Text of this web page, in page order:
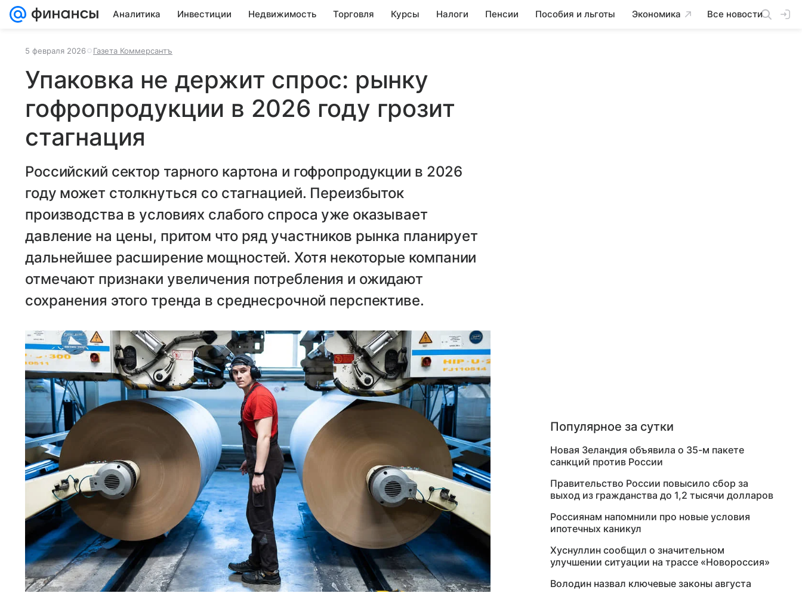
Аналитика Инвестиции Недвижимость Торговля Курсы Налоги Пенсии Пособия и льготы Экономика Все новости
5 февраля 2026 Газета Коммерсантъ
Упаковка не держит спрос: рынку
гофропродукции в 2026 году грозит
стагнация
Российский сектор тарного картона и гофропродукции в 2026
году может столкнуться со стагнацией. Переизбыток
производства в условиях слабого спроса уже оказывает
давление на цены, притом что ряд участников рынка планирует
дальнейшее расширение мощностей. Хотя некоторые компании
отмечают признаки увеличения потребления и ожидают
сохранения этого тренда в среднесрочной перспективе.
Популярное за сутки
Новая Зеландия объявила о 35-м пакете
санкций против России
Правительство России повысило сбор за
выход из гражданства до 1,2 тысячи долларов
Россиянам напомнили про новые условия
ипотечных каникул
Хуснуллин сообщил о значительном
улучшении ситуации на трассе «Новороссия»
Володин назвал ключевые законы августа